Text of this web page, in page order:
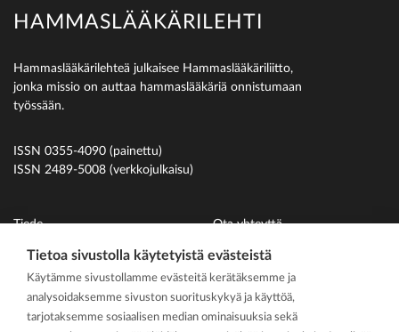
HAMMASLÄÄKÄRILEHTI
Hammaslääkärilehteä julkaisee Hammaslääkäriliitto,
jonka missio on auttaa hammaslääkäriä onnistumaan
työssään.
ISSN 0355-4090 (painettu)
ISSN 2489-5008 (verkkojulkaisu)
Tiede
Uutiset
Ihmiset
På svenska
Ota yhteyttä
Suomen Hammaslääkäriliitto
Tietoa sivustolla käytetyistä evästeistä
Käytämme sivustollamme evästeitä kerätäksemme ja
analysoidaksemme sivuston suorituskykyä ja käyttöä,
tarjotaksemme sosiaalisen median ominaisuuksia sekä